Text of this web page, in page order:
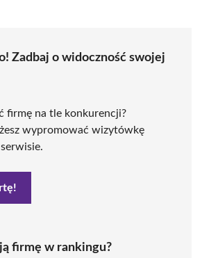
Zadbaj o widoczność swojej
firmę na tle konkurencji?
wypromować wizytówkę
firmę w rankingu?